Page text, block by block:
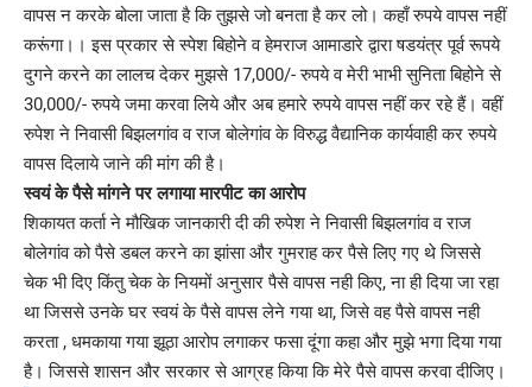
वापस न करके बोला जाता है कि तुझसे जो बनता है कर लो। कहाँ रुपये वापस नहीं
करूंगा।। इस प्रकार से स्पेश बिहोने व हेमराज आमाडारे द्वारा षडयंत्र पूर्व रूपये
दुगने करने का लालच देकर मुझसे 17,000/- रुपये व मेरी भाभी सुनिता बिहोने से
30,000/- रुपये जमा करवा लिये और अब हमारे रुपये वापस नहीं कर रहे हैं। वहीं
रुपेश ने निवासी बिझलगांव व राज बोलेगांव के विरुद्ध वैद्यानिक कार्यवाही कर रुपये
वापस दिलाये जाने की मांग की है।
स्वयं के पैसे मांगने पर लगाया मारपीट का आरोप
शिकायत कर्ता ने मौखिक जानकारी दी की रुपेश ने निवासी बिझलगांव व राज
बोलेगांव को पैसे डबल करने का झांसा और गुमराह कर पैसे लिए गए थे जिससे
चेक भी दिए किंतु चेक के नियमों अनुसार पैसे वापस नही किए, ना ही दिया जा रहा
था जिससे उनके घर स्वयं के पैसे वापस लेने गया था, जिसे वह पैसे वापस नही
करता , धमकाया गया झूठा आरोप लगाकर फसा दूंगा कहा और मुझे भगा दिया गया
है। जिससे शासन और सरकार से आग्रह किया कि मेरे पैसे वापस करवा दीजिए।